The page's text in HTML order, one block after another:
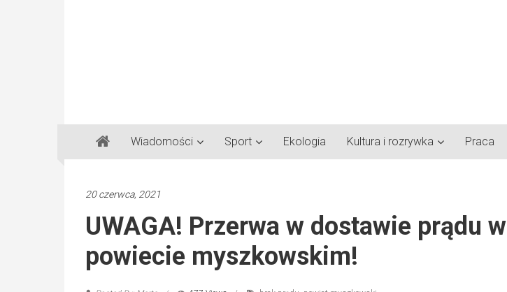
Gazeta
Regionalna
Kłobuck,
Myszków
Wiadomości Sport Ekologia Kultura i rozrywka Praca
20 czerwca, 2021
UWAGA! Przerwa w dostawie prądu w
powiecie myszkowskim!